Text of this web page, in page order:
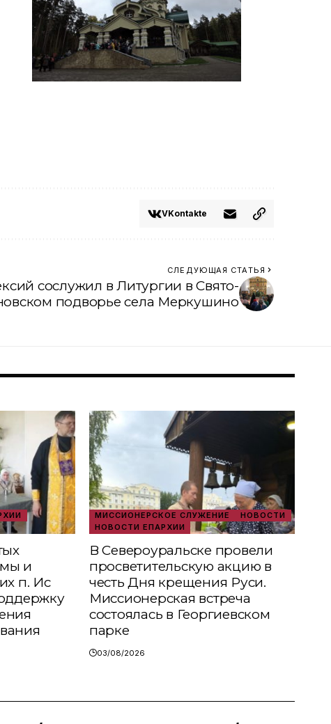
VKontakte
СЛЕДУЮЩАЯ СТАТЬЯ
сослужил в Литургии в Свято-
подворье села Меркушино
и
п. Ис
МИССИОНЕРСКОЕ СЛУЖЕНИЕ
НОВОСТИ
НОВОСТИ ЕПАРХИИ
В Североуральске провели
просветительскую акцию в
честь Дня крещения Руси.
Миссионерская встреча
состоялась в Георгиевском
парке
03/08/2026